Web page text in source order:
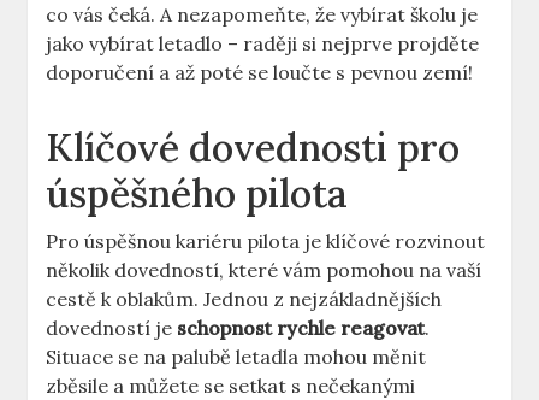
‍co​ vás čeká. A nezapomeňte, že vybírat ​školu je
jako vybírat letadlo – ⁤raději si nejprve projděte
doporučení a až​ poté⁣ se loučte ‌s pevnou zemí!
Klíčové dovednosti pro
úspěšného pilota
Pro úspěšnou ‍kariéru pilota je klíčové rozvinout
několik dovedností, které‌ vám ⁢pomohou na vaší
cestě k oblakům. Jednou z ⁢nejzákladnějších
dovedností je schopnost ⁢rychle reagovat.
Situace se na palubě letadla mohou měnit
zběsile a můžete se⁢ setkat s ⁢nečekanými